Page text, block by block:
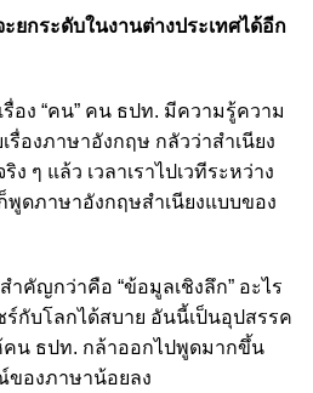
ยกระดับในงานต่างประเทศได้อีก
อง “คน” คน ธปท. มีความรู้ความ
รื่องภาษาอังกฤษ กลัวว่าสำเนียง
ง ๆ แล้ว เวลาเราไปเวทีระหว่าง
พูดภาษาอังกฤษสำเนียงแบบของ
ำคัญกว่าคือ “ข้อมูลเชิงลึก” อะไร
ร์กับโลกได้สบาย อันนี้เป็นอุปสรรค
คน ธปท. กล้าออกไปพูดมากขึ้น
องภาษาน้อยลง